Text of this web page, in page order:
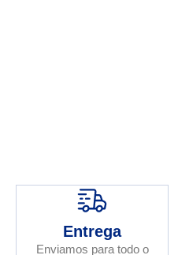
Entrega
Enviamos para todo o